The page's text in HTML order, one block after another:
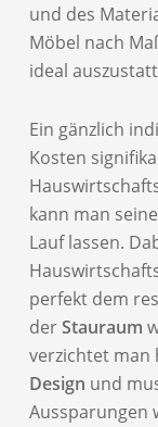
und des
Möbel nach
ideal
Ein gänzlich
Kosten
kann man
Lauf lassen.
perfekt dem
derStauraum
verzichtet man
Design und
Aussparungen